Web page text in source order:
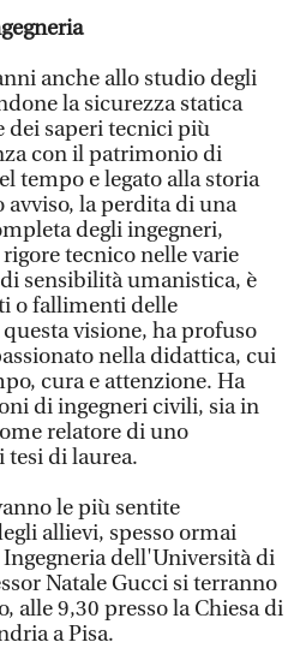
anche allo studio degli
la sicurezza statica
dei saperi tecnici più
con il patrimonio di
tempo e legato alla storia
avviso, la perdita di una
degli ingegneri,
tecnico nelle varie
sensibilità umanistica, è
o fallimenti delle
visione, ha profuso
nella didattica, cui
cura e attenzione. Ha
di ingegneri civili, sia in
relatore di uno
di laurea.
le più sentite
allievi, spesso ormai
dell'Università di
Natale Gucci si terranno
alle 9,30 presso la Chiesa di
a Pisa.